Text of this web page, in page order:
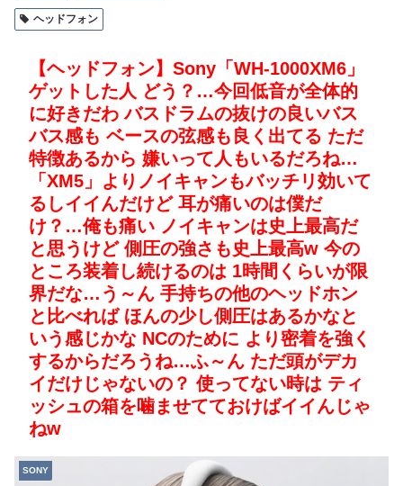
ヘッドフォン
【ヘッドフォン】Sony「WH-1000XM6」
ゲットした人 どう？…今回低音が全体的
に好きだわ バスドラムの抜けの良いバス
バス感も ベースの弦感も良く出てる ただ
特徴あるから 嫌いって人もいるだろね…
「XM5」よりノイキャンもバッチリ効いて
るしイイんだけど 耳が痛いのは僕だ
け？…俺も痛い ノイキャンは史上最高だ
と思うけど 側圧の強さも史上最高w 今の
ところ装着し続けるのは 1時間くらいが限
界だな…う～ん 手持ちの他のヘッドホン
と比べれば ほんの少し側圧はあるかなと
いう感じかな NCのために より密着を強く
するからだろうね…ふ～ん ただ頭がデカ
イだけじゃないの？ 使ってない時は ティ
ッシュの箱を噛ませてておけばイイんじゃ
ねw
SONY